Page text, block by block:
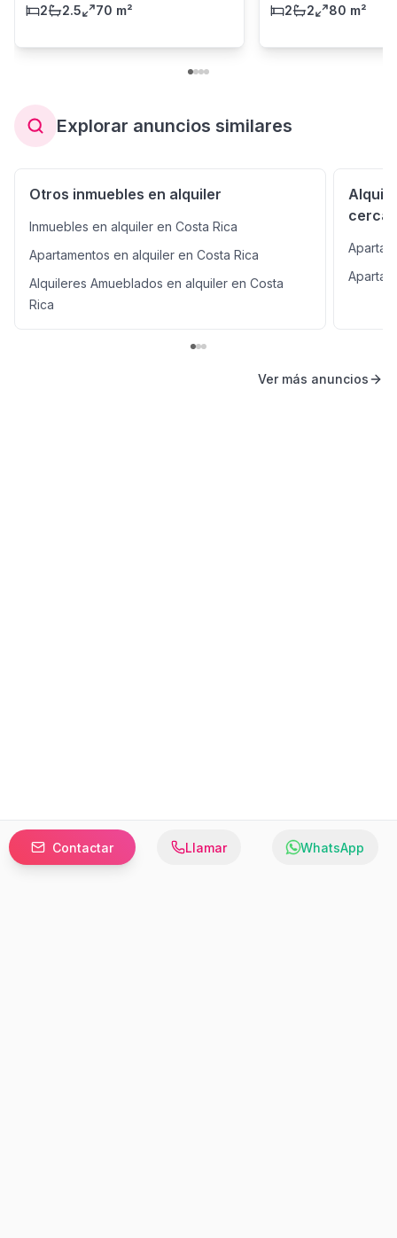
Contactar Llamar WhatsApp
2
2.5 70 m²
2
2 80 m²
Explorar anuncios similares
Otros inmuebles en alquiler
Inmuebles en alquiler en Costa Rica
Apartamentos en alquiler en Costa Rica
Alquileres Amueblados en alquiler en Costa
Rica
Ver más anuncios